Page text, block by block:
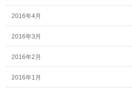
2016年4月
2016年3月
2016年2月
2016年1月